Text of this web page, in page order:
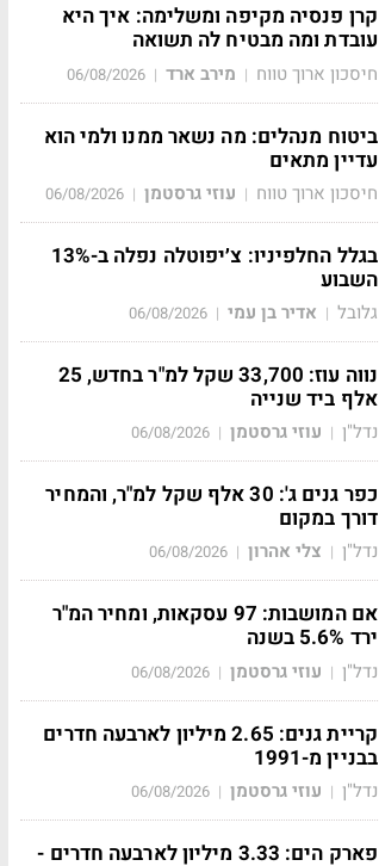
קרן פנסיה מקיפה ומשלימה: איך היא
עובדת ומה מבטיח לה תשואה
חיסכון ארוך טווח | מירב ארד |
06/08/2026
ביטוח מנהלים: מה נשאר ממנו ולמי הוא
עדיין מתאים
חיסכון ארוך טווח | עוזי גרסטמן |
06/08/2026
בגלל החלפיניו: צ׳יפוטלה נפלה ב-13%
השבוע
גלובל | אדיר בן עמי |
06/08/2026
נווה עוז: 33,700 שקל למ"ר בחדש, 25
אלף ביד שנייה
נדל"ן | עוזי גרסטמן |
06/08/2026
כפר גנים ג': 30 אלף שקל למ"ר, והמחיר
דורך במקום
נדל"ן | צלי אהרון |
06/08/2026
אם המושבות: 97 עסקאות, ומחיר המ"ר
ירד 5.6% בשנה
נדל"ן | עוזי גרסטמן |
06/08/2026
קריית גנים: 2.65 מיליון לארבעה חדרים
בבניין מ-1991
נדל"ן | עוזי גרסטמן |
06/08/2026
פארק הים: 3.33 מיליון לארבעה חדרים -